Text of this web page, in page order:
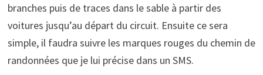
branches puis de traces dans le sable à partir des
voitures jusqu’au départ du circuit. Ensuite ce sera
simple, il faudra suivre les marques rouges du chemin de
randonnées que je lui précise dans un SMS.